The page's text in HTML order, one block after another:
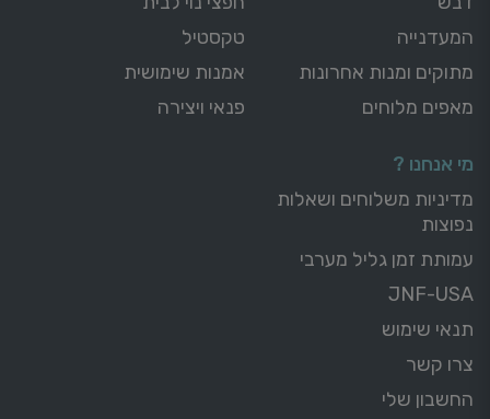
המעדנייה
מתוקים ומנות אחרונות
מאפים מלוחים
טקסטיל
אמנות שימושית
פנאי ויצירה
מי אנחנו ?
מדיניות משלוחים ושאלות
נפוצות
עמותת זמן גליל מערבי
JNF-USA
תנאי שימוש
צרו קשר
החשבון שלי